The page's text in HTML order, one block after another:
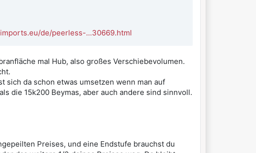
de/peerless-...30669.html
mal Hub, also großes Verschiebevolumen.
sich da schon etwas umsetzen wenn man auf
die 15k200 Beymas, aber auch andere sind sinnvoll.
Preises, und eine Endstufe brauchst du